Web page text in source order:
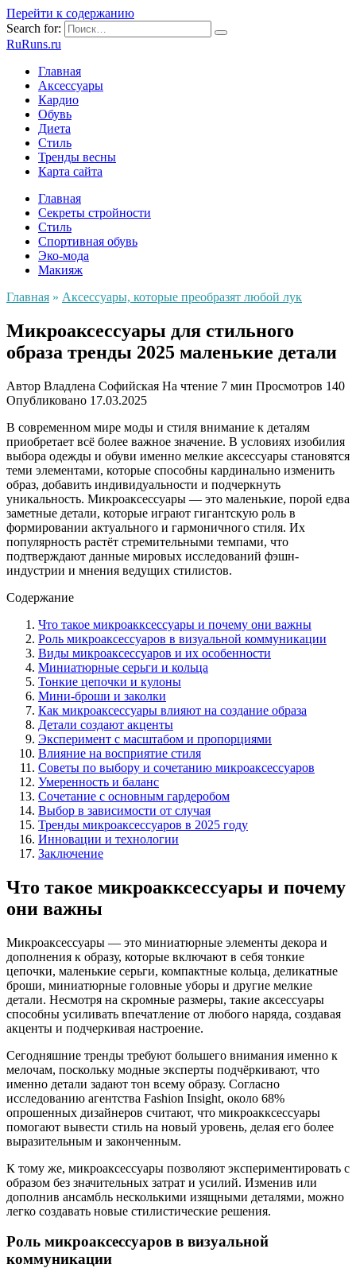
Перейти к содержанию
Search for:
RuRuns.ru
Главная
Аксессуары
Кардио
Обувь
Диета
Стиль
Тренды весны
Карта сайта
Главная
Секреты стройности
Стиль
Спортивная обувь
Эко-мода
Макияж
Главная » Аксессуары, которые преобразят любой лук
Микроаксессуары для стильного
образа тренды 2025 маленькие детали
Автор Владлена Софийская На чтение 7 мин Просмотров 140
Опубликовано 17.03.2025
В современном мире моды и стиля внимание к деталям
приобретает всё более важное значение. В условиях изобилия
выбора одежды и обуви именно мелкие аксессуары становятся
теми элементами, которые способны кардинально изменить
образ, добавить индивидуальности и подчеркнуть
уникальность. Микроаксессуары — это маленькие, порой едва
заметные детали, которые играют гигантскую роль в
формировании актуального и гармоничного стиля. Их
популярность растёт стремительными темпами, что
подтверждают данные мировых исследований фэшн-
индустрии и мнения ведущих стилистов.
Содержание
Что такое микроакксессуары и почему они важны
Роль микроаксессуаров в визуальной коммуникации
Виды микроаксессуаров и их особенности
Миниатюрные серьги и кольца
Тонкие цепочки и кулоны
Мини-броши и заколки
Как микроаксессуары влияют на создание образа
Детали создают акценты
Эксперимент с масштабом и пропорциями
Влияние на восприятие стиля
Советы по выбору и сочетанию микроаксессуаров
Умеренность и баланс
Сочетание с основным гардеробом
Выбор в зависимости от случая
Тренды микроаксессуаров в 2025 году
Инновации и технологии
Заключение
Что такое микроакксессуары и почему
они важны
Микроаксессуары — это миниатюрные элементы декора и
дополнения к образу, которые включают в себя тонкие
цепочки, маленькие серьги, компактные кольца, деликатные
броши, миниатюрные головные уборы и другие мелкие
детали. Несмотря на скромные размеры, такие аксессуары
способны усиливать впечатление от любого наряда, создавая
акценты и подчеркивая настроение.
Сегодняшние тренды требуют большего внимания именно к
мелочам, поскольку модные эксперты подчёркивают, что
именно детали задают тон всему образу. Согласно
исследованию агентства Fashion Insight, около 68%
опрошенных дизайнеров считают, что микроакксессуары
помогают вывести стиль на новый уровень, делая его более
выразительным и законченным.
К тому же, микроаксессуары позволяют экспериментировать с
образом без значительных затрат и усилий. Изменив или
дополнив ансамбль несколькими изящными деталями, можно
легко создавать новые стилистические решения.
Роль микроаксессуаров в визуальной
коммуникации